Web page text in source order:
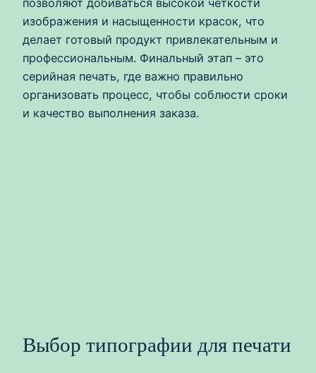
изображения и насыщенности красок, что
делает готовый продукт привлекательным и
профессиональным. Финальный этап – это
серийная печать, где важно правильно
организовать процесс, чтобы соблюсти сроки
и качество выполнения заказа.
Выбор типографии для печати